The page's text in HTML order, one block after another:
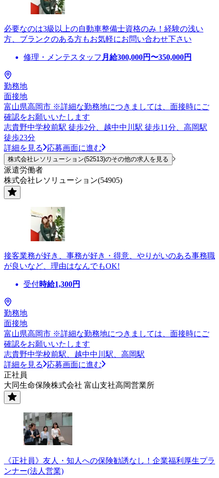
必要なのは3級以上の自動車整備士資格のみ！経験の浅い
方、ブランクのある方もお気軽にお問い合わせ下さい
修理・メンテスタッフ 月給300,000円〜350,000円
勤務地
面接地
富山県高岡市 ※詳細な勤務地につきましては、面接時にご
確認をお願いいたします
志貴野中学校前駅 徒歩2分、越中中川駅 徒歩11分、高岡駅
徒歩23分
詳細を見る
応募画面に進む
株式会社レソリューション(52513)のその他の求人を見る
派遣労働者
株式会社レソリューション(54905)
接客業務が好き、事務が好き・得意、やりがいのある事務職
が良いなど、理由はなんでもOK!
受付時給1,300円
勤務地
面接地
富山県高岡市 ※詳細な勤務地につきましては、面接時にご
確認をお願いいたします
志貴野中学校前駅、越中中川駅、高岡駅
詳細を見る
応募画面に進む
正社員
大同生命保険株式会社 富山支社高岡営業所
《正社員》友人・知人への保険勧誘なし！企業福利厚生プラ
ンナー(法人営業)